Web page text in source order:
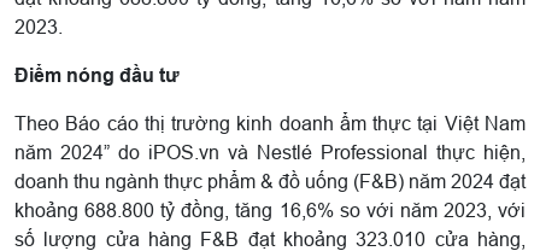
2023.
Điểm nóng đầu tư
Theo Báo cáo thị trường kinh doanh ẩm thực tại Việt Nam
năm 2024” do iPOS.vn và Nestlé Professional thực hiện,
doanh thu ngành thực phẩm & đồ uống (F&B) năm 2024 đạt
khoảng 688.800 tỷ đồng, tăng 16,6% so với năm 2023, với
số lượng cửa hàng F&B đạt khoảng 323.010 cửa hàng,